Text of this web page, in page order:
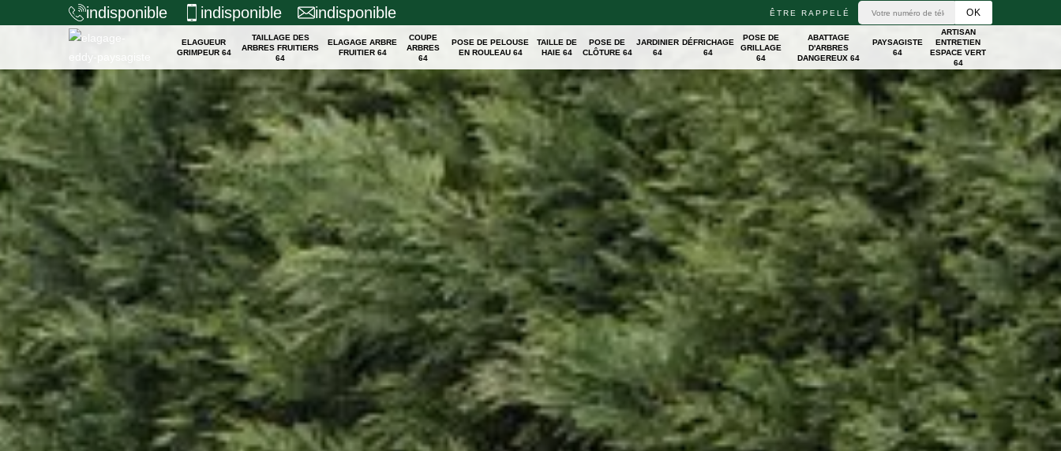
indisponible indisponible indisponible ÊTRE RAPPELÉ
ELAGUEUR
GRIMPEUR 64
TAILLAGE DES
ARBRES FRUITIERS
64
ELAGAGE ARBRE
FRUITIER 64
COUPE
ARBRES
64
POSE DE PELOUSE
EN ROULEAU 64
TAILLE DE
HAIE 64
POSE DE
CLÔTURE 64
JARDINIER
64
DÉFRICHAGE
64
POSE DE
GRILLAGE
64
ABATTAGE
D'ARBRES
DANGEREUX 64
PAYSAGISTE
64
ARTISAN
ENTRETIEN
ESPACE VERT
64